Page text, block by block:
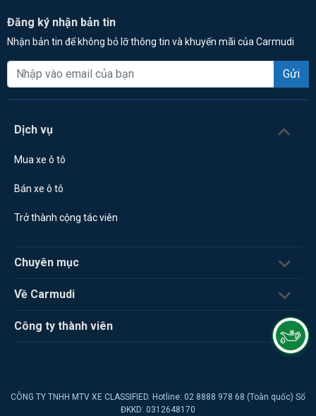
Đăng ký nhận bản tin
Nhận bản tin để không bỏ lỡ thông tin và khuyến mãi của Carmudi
Gửi
Dịch vụ
Mua xe ô tô
Bán xe ô tô
Trở thành cộng tác viên
Chuyên mục
Về Carmudi
Công ty thành viên
CÔNG TY TNHH MTV XE CLASSIFIED. Hotline: 02 8888 978 68 (Toàn quốc) Số
ĐKKD: 0312648170